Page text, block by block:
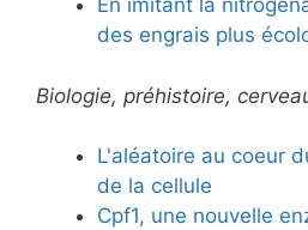
En imitant la
des engrais plus
Biologie, préhistoire,
L'aléatoire au coeur
de la cellule
Cpf1, une nouvelle